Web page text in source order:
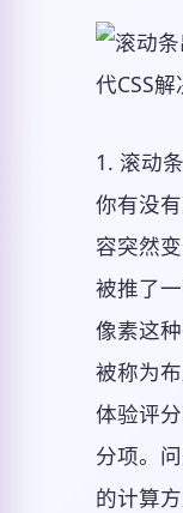
1. 滚动
你有没
容突然
被推了
像素这
被称为
体验评
分项。
的计算